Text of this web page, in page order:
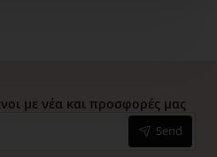
μικρές κυκλικές κινήσεις.
Aποφύγετε την επαφή με
ξεβγάλετε με άφθονο
με νέα και προσφορές μας
Send